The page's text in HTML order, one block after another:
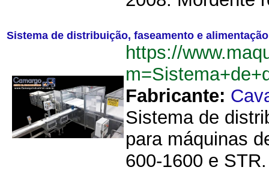
Sistema de distribuição, faseamento e
https://
Fabricante:
Sistema de
para máquinas
600-1600 e